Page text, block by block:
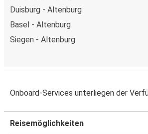
Duisburg - Altenburg
Basel - Altenburg
Siegen - Altenburg
Onboard-Services unterliegen der
Reisemöglichkeiten